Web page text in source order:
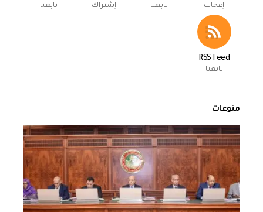
إعجاب تابعنا إشتراك تابعنا
RSS Feed
تابعنا
منوعات